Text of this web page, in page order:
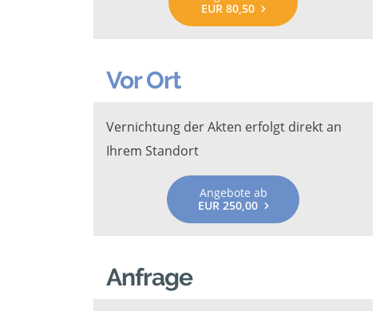
EUR 80,50
Vor Ort
Vernichtung der Akten erfolgt direkt an
Ihrem Standort
Angebote ab
EUR 250,00
Anfrage